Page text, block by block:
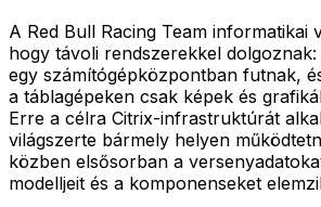
A Red Bull Racing Team informatikai
hogy távoli rendszerekkel
egy számítógépközpontban futnak,
a táblagépeken csak képek és
Erre a célra Citrix-infrastruktúrát
világszerte bármely helyen
közben elsősorban a
modelljeit és a komponenseket